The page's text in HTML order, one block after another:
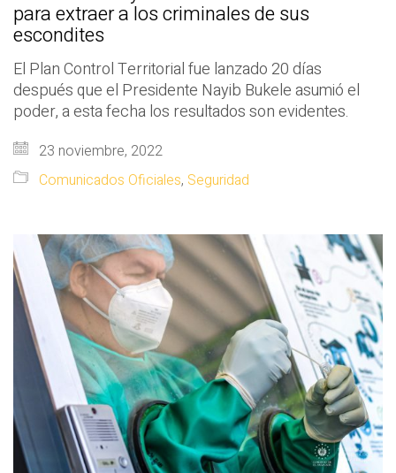
para extraer a los criminales de sus
escondites
El Plan Control Territorial fue lanzado 20 días
después que el Presidente Nayib Bukele asumió el
poder, a esta fecha los resultados son evidentes.
23 noviembre, 2022
Comunicados Oficiales, Seguridad